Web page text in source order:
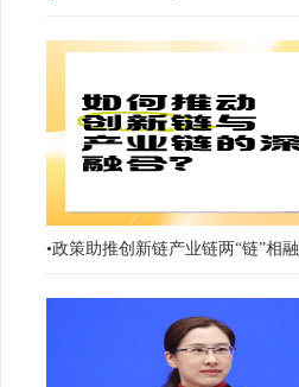
•政策助推创新链产业链两“链”相融